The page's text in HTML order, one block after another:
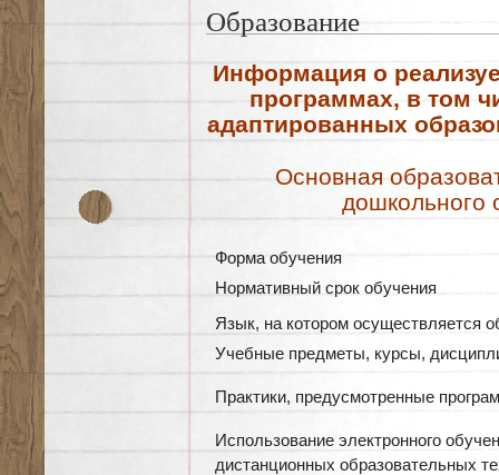
Образование
Информация о
программах, в том
адаптированных
Основная
дошкольного
Форма обучения
Нормативный срок обучения
Язык, на котором осуществляется
Учебные предметы, курсы,
Практики, предусмотренные
Использование электронного
дистанционных образовательных